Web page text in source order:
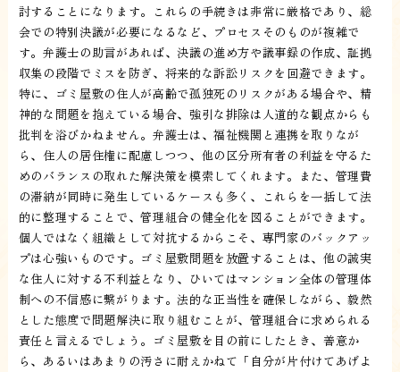
討することになります。これらの手続きは非常に厳格であり、総
会での特別決議が必要になるなど、プロセスそのものが複雑で
す。弁護士の助言があれば、決議の進め方や議事録の作成、証拠
収集の段階でミスを防ぎ、将来的な訴訟リスクを回避できます。
特に、ゴミ屋敷の住人が高齢で孤独死のリスクがある場合や、精
神的な問題を抱えている場合、強引な排除は人道的な観点からも
批判を浴びかねません。弁護士は、福祉機関と連携を取りなが
ら、住人の居住権に配慮しつつ、他の区分所有者の利益を守るた
めのバランスの取れた解決策を模索してくれます。また、管理費
の滞納が同時に発生しているケースも多く、これらを一括して法
的に整理することで、管理組合の健全化を図ることができます。
個人ではなく組織として対抗するからこそ、専門家のバックアッ
プは心強いものです。ゴミ屋敷問題を放置することは、他の誠実
な住人に対する不利益となり、ひいてはマンション全体の管理体
制への不信感に繋がります。法的な正当性を確保しながら、毅然
とした態度で問題解決に取り組むことが、管理組合に求められる
責任と言えるでしょう。ゴミ屋敷を目の前にしたとき、善意か
ら、あるいはあまりの汚さに耐えかねて「自分が片付けてあげよ